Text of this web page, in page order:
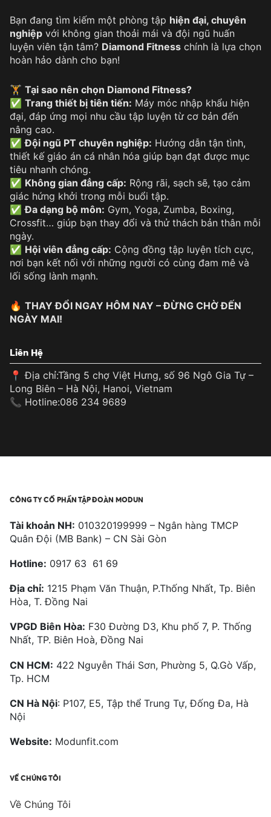
Bạn đang tìm kiếm một phòng tập hiện đại, chuyên
nghiệp với không gian thoải mái và đội ngũ huấn
luyện viên tận tâm? Diamond Fitness chính là lựa chọn
hoàn hảo dành cho bạn!
🏋️ Tại sao nên chọn Diamond Fitness?
✅ Trang thiết bị tiên tiến: Máy móc nhập khẩu hiện
đại, đáp ứng mọi nhu cầu tập luyện từ cơ bản đến
nâng cao.
✅Đội ngũ PT chuyên nghiệp: Hướng dẫn tận tình,
thiết kế giáo án cá nhân hóa giúp bạn đạt được mục
tiêu nhanh chóng.
✅ Không gian đẳng cấp: Rộng rãi, sạch sẽ, tạo cảm
giác hứng khởi trong mỗi buổi tập.
✅Đa dạng bộ môn: Gym, Yoga, Zumba, Boxing,
Crossfit… giúp bạn thay đổi và thử thách bản thân mỗi
ngày.
✅ Hội viên đẳng cấp: Cộng đồng tập luyện tích cực,
nơi bạn kết nối với những người có cùng đam mê và
lối sống lành mạnh.
🔥 THAY ĐỔI NGAY HÔM NAY – ĐỪNG CHỜ ĐẾN
NGÀY MAI!
Liên Hệ
📍 Địa chỉ:Tầng 5 chợ Việt Hưng, số 96 Ngô Gia Tự –
Long Biên – Hà Nội, Hanoi, Vietnam
📞 Hotline:086 234 9689
CÔNG TY CỔ PHẦN TẬP ĐOÀN MODUN
Tài khoản NH: 010320199999 – Ngân hàng TMCP
Quân Đội (MB Bank) – CN Sài Gòn
Hotline: 0917 63 61 69
Địa chỉ: 1215 Phạm Văn Thuận, P.Thống Nhất, Tp. Biên
Hòa, T. Đồng Nai
VPGD Biên Hòa: F30 Đường D3, Khu phố 7, P. Thống
Nhất, TP. Biên Hoà, Đồng Nai
CN HCM: 422 Nguyễn Thái Sơn, Phường 5, Q.Gò Vấp,
Tp. HCM
CN Hà Nội: P107, E5, Tập thể Trung Tự, Đống Đa, Hà
Nội
Website: Modunfit.com
VỀ CHÚNG TÔI
Về Chúng Tôi